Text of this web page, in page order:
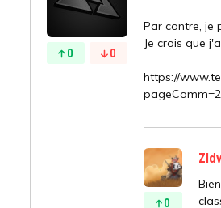
0 0
Par contre, je
Je crois que
https://
0